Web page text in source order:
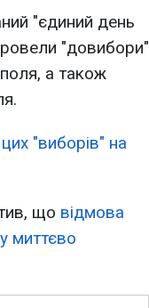
"єдиний день
"довибори"
а також
"виборів" на
що відмова
миттєво